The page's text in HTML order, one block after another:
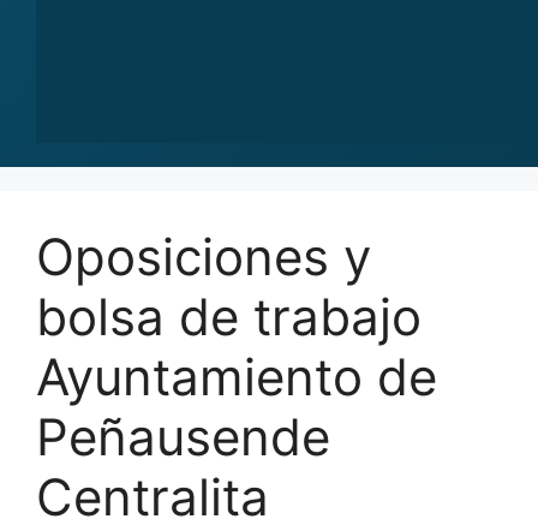
Oposiciones y
bolsa de trabajo
Ayuntamiento de
Peñausende
Centralita